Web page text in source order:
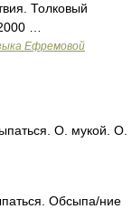
Толковый
…
Ефремовой
О. мукой. О.
Обсыпа/ние